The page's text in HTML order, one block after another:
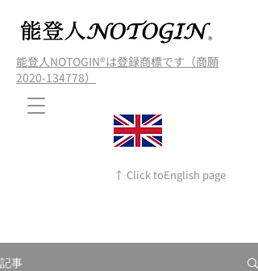
能登人NOTOGIN®️は登録商標です（商願
2020-134778）
↑ Click toEnglish page
記事